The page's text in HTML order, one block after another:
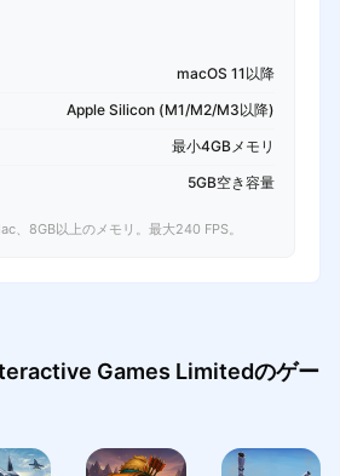
macOS 11以降
Apple Silicon (M1/M2/M3以降)
最小4GBメモリ
5GB空き容量
、8GB以上のメモリ。最大240 FPS。
Games Limitedのゲー